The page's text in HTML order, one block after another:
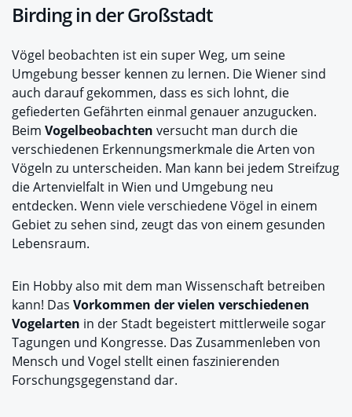
Birding in der Großstadt
Vögel beobachten ist ein super Weg, um seine
Umgebung besser kennen zu lernen. Die Wiener sind
auch darauf gekommen, dass es sich lohnt, die
gefiederten Gefährten einmal genauer anzugucken.
Beim Vogelbeobachten versucht man durch die
verschiedenen Erkennungsmerkmale die Arten von
Vögeln zu unterscheiden. Man kann bei jedem Streifzug
die Artenvielfalt in Wien und Umgebung neu
entdecken. Wenn viele verschiedene Vögel in einem
Gebiet zu sehen sind, zeugt das von einem gesunden
Lebensraum.
Ein Hobby also mit dem man Wissenschaft betreiben
kann! Das Vorkommen der vielen verschiedenen
Vogelarten in der Stadt begeistert mittlerweile sogar
Tagungen und Kongresse. Das Zusammenleben von
Mensch und Vogel stellt einen faszinierenden
Forschungsgegenstand dar.